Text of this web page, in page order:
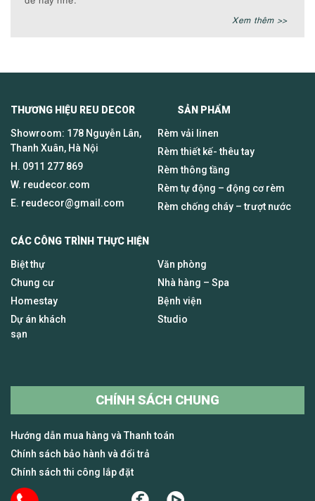
Xem thêm >>
THƯƠNG HIỆU REU DECOR SẢN PHẨM
Showroom: 178 Nguyễn Lân,
Thanh Xuân, Hà Nội
H. 0911 277 869
W. reudecor.com
E. reudecor@gmail.com
Rèm vải linen
Rèm thiết kế- thêu tay
Rèm thông tầng
Rèm tự động – động cơ rèm
Rèm chống cháy – trượt nước
CÁC CÔNG TRÌNH THỰC HIỆN
Biệt thự
Chung cư
Homestay
Dự án khách
sạn
Văn phòng
Nhà hàng – Spa
Bệnh viện
Studio
CHÍNH SÁCH CHUNG
Hướng dẫn mua hàng và Thanh toán
Chính sách bảo hành và đổi trả
Chính sách thi công lắp đặt